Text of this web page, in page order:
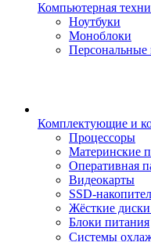
Компьютерная
Ноутбуки
Моноблоки
Комплектующие и
Процессоры
Материнские
Оперативная
Видеокарты
SSD-
Жёсткие
Блоки питания
Системы